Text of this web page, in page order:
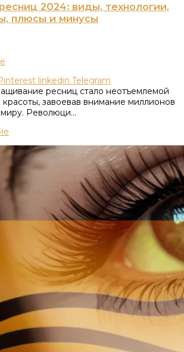
2024: виды, технологии,
плюсы и минусы
linkedin Telegram
ресниц стало неотъемлемой
завоевав внимание миллионов
Революци...